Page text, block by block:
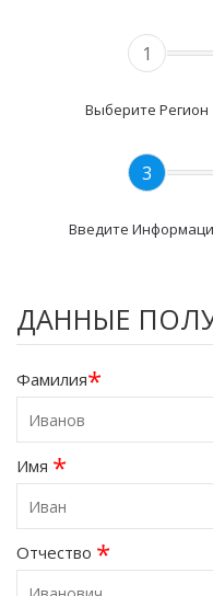
1
Выберите Регион
3
Введите
ДАННЫЕ
Фамилия*
Имя *
Отчество *